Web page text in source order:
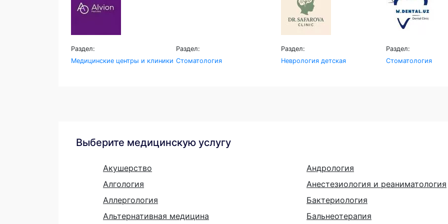
Раздел:
Медицинские центры и клиники
Раздел:
Стоматология
Раздел:
Неврология детская
Раздел:
Стоматология
Выберите медицинскую услугу
Акушерство
Алгология
Аллергология
Альтернативная медицина
Андрология
Анестезиология и реаниматология
Бактериология
Бальнеотерапия